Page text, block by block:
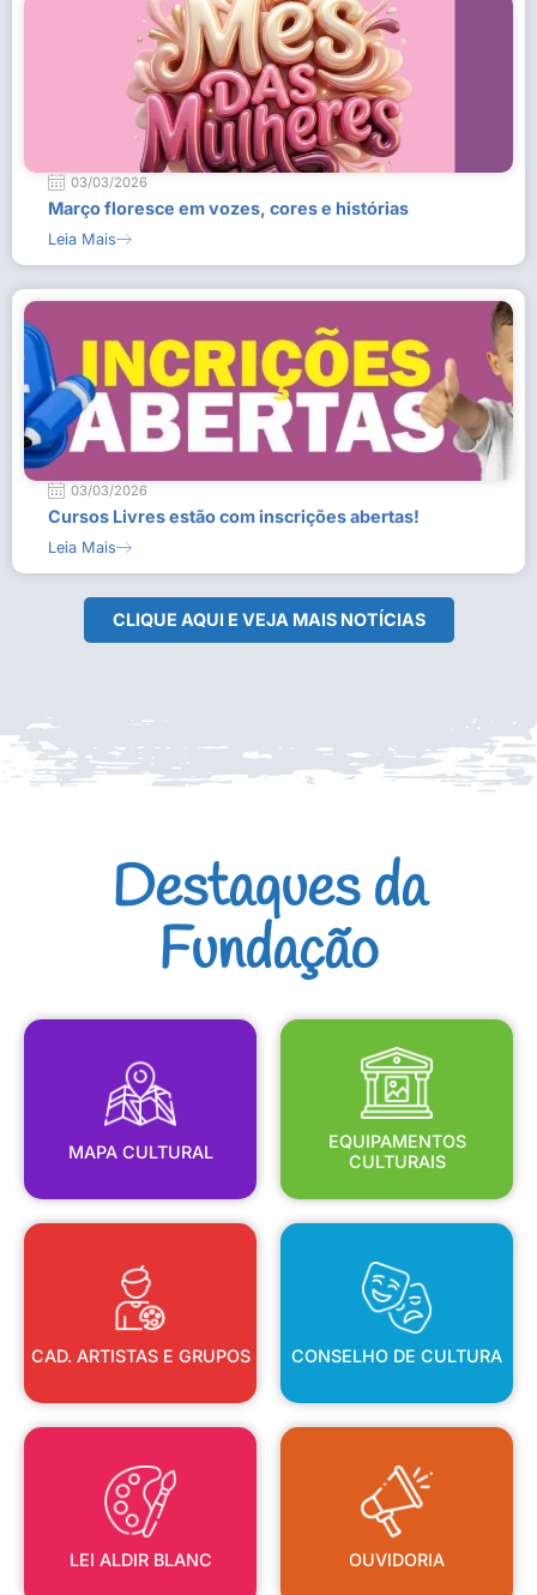
03/03/2026
Março floresce em vozes, cores e histórias
Leia Mais
03/03/2026
Cursos Livres estão com inscrições abertas!
Leia Mais
CLIQUE AQUI E VEJA MAIS NOTÍCIAS
Destaques da
Fundação
MAPA CULTURAL
MAPA CULTURAL
EQUIPAMENTOS
CULTURAIS
EQUIPAMENTOS
CULTURAIS
CAD. ARTISTAS E GRUPOS
CAD. ARTISTAS E GRUPOS
CONSELHO DE CULTURA
CONSELHO DE CULTURA
LEI ALDIR BLANC
LEI ALDIR BLANC
OUVIDORIA
OUVIDORIA